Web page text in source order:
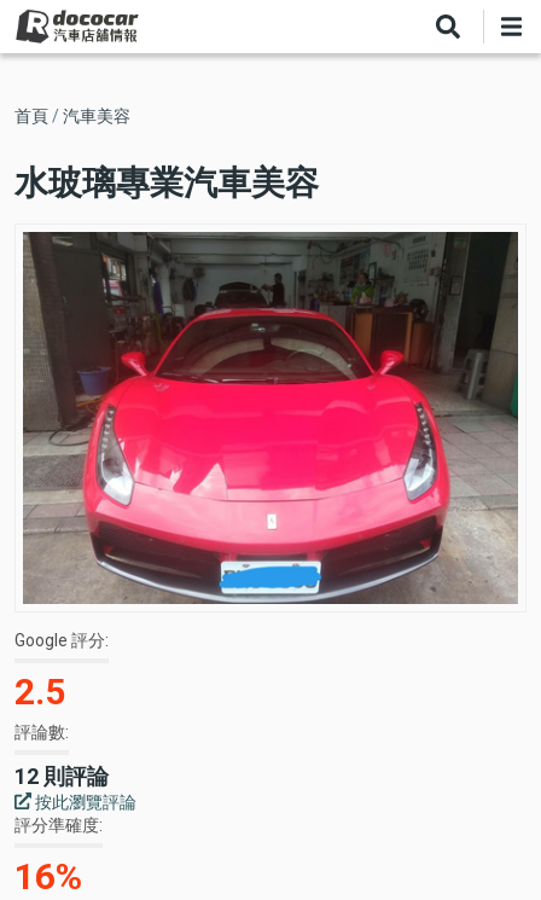
移
至
內導
航
連
結
首頁 汽車美容
水玻璃專業汽車美容
Google 評分
2.5
評論數
12 則評論
按此瀏覽評論
評分準確度
16%